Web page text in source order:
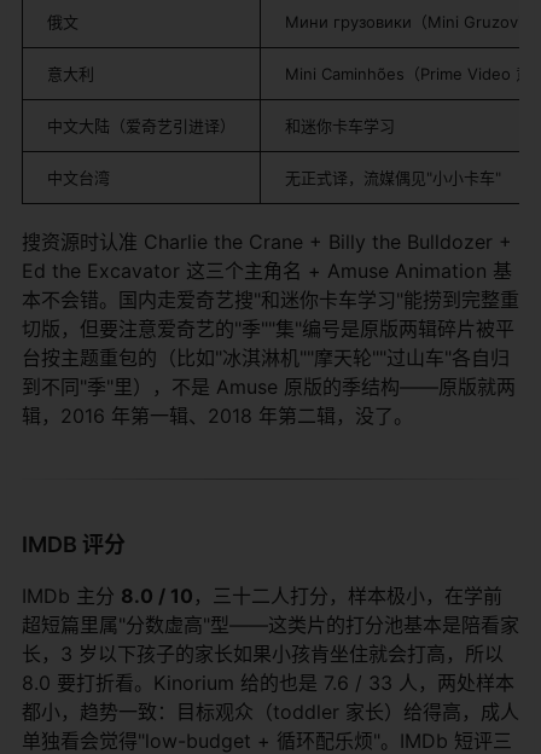
俄文 Мини грузовики（Mini Gruzoviki
意大利 Mini Caminhões（Prime Video 意
中文大陆（爱奇艺引进译） 和迷你卡车学习
中文台湾 无正式译，流媒偶见"小小卡车"
搜资源时认准 Charlie the Crane + Billy the Bulldozer +
Ed the Excavator 这三个主角名 + Amuse Animation 基
本不会错。国内走爱奇艺搜"和迷你卡车学习"能捞到完整重
切版，但要注意爱奇艺的"季""集"编号是原版两辑碎片被平
台按主题重包的（比如"冰淇淋机""摩天轮""过山车"各自归
到不同"季"里），不是 Amuse 原版的季结构——原版就两
辑，2016 年第一辑、2018 年第二辑，没了。
IMDB 评分
IMDb 主分 8.0 / 10 ，三十二人打分，样本极小，在学前
超短篇里属"分数虚高"型——这类片的打分池基本是陪看家
长，3 岁以下孩子的家长如果小孩肯坐住就会打高，所以
8.0 要打折看。Kinorium 给的也是 7.6 / 33 人，两处样本
都小，趋势一致：目标观众（toddler 家长）给得高，成人
单独看会觉得"low-budget + 循环配乐烦"。IMDb 短评三